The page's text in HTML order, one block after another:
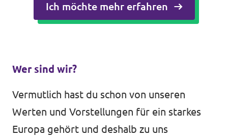
Ich möchte mehr erfahren
Wer sind wir?
Vermutlich hast du schon von unseren
Werten und Vorstellungen für ein starkes
Europa gehört und deshalb zu uns